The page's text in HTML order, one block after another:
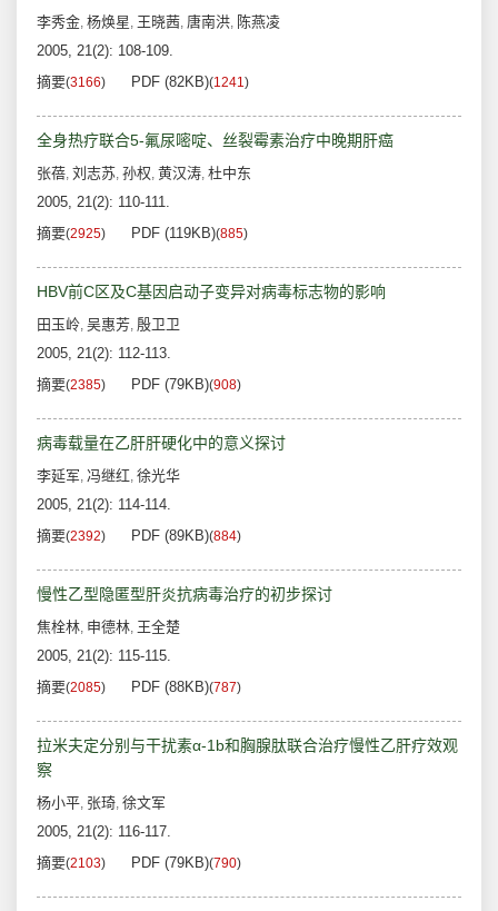
李秀金, 杨焕星, 王晓茜, 唐南洪, 陈燕凌
2005, 21(2): 108-109.
摘要(3166) PDF (82KB)(1241)
全身热疗联合5-氟尿嘧啶、丝裂霉素治疗中晚期肝癌
张蓓, 刘志苏, 孙权, 黄汉涛, 杜中东
2005, 21(2): 110-111.
摘要(2925) PDF (119KB)(885)
HBV前C区及C基因启动子变异对病毒标志物的影响
田玉岭, 吴惠芳, 殷卫卫
2005, 21(2): 112-113.
摘要(2385) PDF (79KB)(908)
病毒载量在乙肝肝硬化中的意义探讨
李延军, 冯继红, 徐光华
2005, 21(2): 114-114.
摘要(2392) PDF (89KB)(884)
慢性乙型隐匿型肝炎抗病毒治疗的初步探讨
焦栓林, 申德林, 王全楚
2005, 21(2): 115-115.
摘要(2085) PDF (88KB)(787)
拉米夫定分别与干扰素α-1b和胸腺肽联合治疗慢性乙肝疗效观
察
杨小平, 张琦, 徐文军
2005, 21(2): 116-117.
摘要(2103) PDF (79KB)(790)